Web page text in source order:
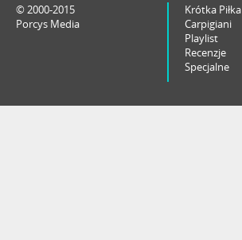
© 2000-2015
Porcys Media
Krótka Piłka
Carpigiani
Playlist
Recenzje
Specjalne